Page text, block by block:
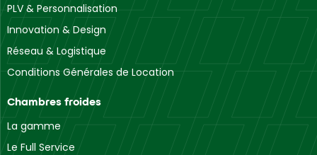
PLV & Personnalisation
Innovation & Design
Réseau & Logistique
Conditions Générales de Location
Chambres froides
La gamme
Le Full Service